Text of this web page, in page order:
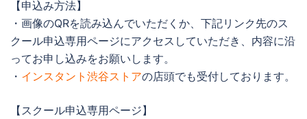
【申込み方法】
・画像のQRを読み込んでいただくか、下記リンク先のス
クール申込専用ページにアクセスしていただき、内容に沿
ってお申し込みをお願いします。
・ インスタント渋谷ストアの店頭でも受付しております。
【スクール申込専用ページ】